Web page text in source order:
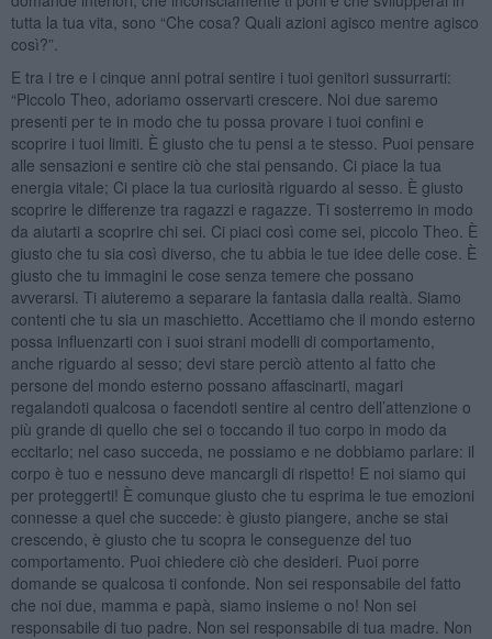
tutta la tua vita, sono “Che cosa? Quali azioni agisco mentre agisco
così?”.
E tra i tre e i cinque anni potrai sentire i tuoi genitori sussurrarti:
“Piccolo Theo, adoriamo osservarti crescere. Noi due saremo
presenti per te in modo che tu possa provare i tuoi confini e
scoprire i tuoi limiti. È giusto che tu pensi a te stesso. Puoi pensare
alle sensazioni e sentire ciò che stai pensando. Ci piace la tua
energia vitale; Ci piace la tua curiosità riguardo al sesso. È giusto
scoprire le differenze tra ragazzi e ragazze. Ti sosterremo in modo
da aiutarti a scoprire chi sei. Ci piaci così come sei, piccolo Theo. È
giusto che tu sia così diverso, che tu abbia le tue idee delle cose. È
giusto che tu immagini le cose senza temere che possano
avverarsi. Ti aiuteremo a separare la fantasia dalla realtà. Siamo
contenti che tu sia un maschietto. Accettiamo che il mondo esterno
possa influenzarti con i suoi strani modelli di comportamento,
anche riguardo al sesso; devi stare perciò attento al fatto che
persone del mondo esterno possano affascinarti, magari
regalandoti qualcosa o facendoti sentire al centro dell’attenzione o
più grande di quello che sei o toccando il tuo corpo in modo da
eccitarlo; nel caso succeda, ne possiamo e ne dobbiamo parlare: il
corpo è tuo e nessuno deve mancargli di rispetto! E noi siamo qui
per proteggerti! È comunque giusto che tu esprima le tue emozioni
connesse a quel che succede: è giusto piangere, anche se stai
crescendo, è giusto che tu scopra le conseguenze del tuo
comportamento. Puoi chiedere ciò che desideri. Puoi porre
domande se qualcosa ti confonde. Non sei responsabile del fatto
che noi due, mamma e papà, siamo insieme o no! Non sei
responsabile di tuo padre. Non sei responsabile di tua madre. Non